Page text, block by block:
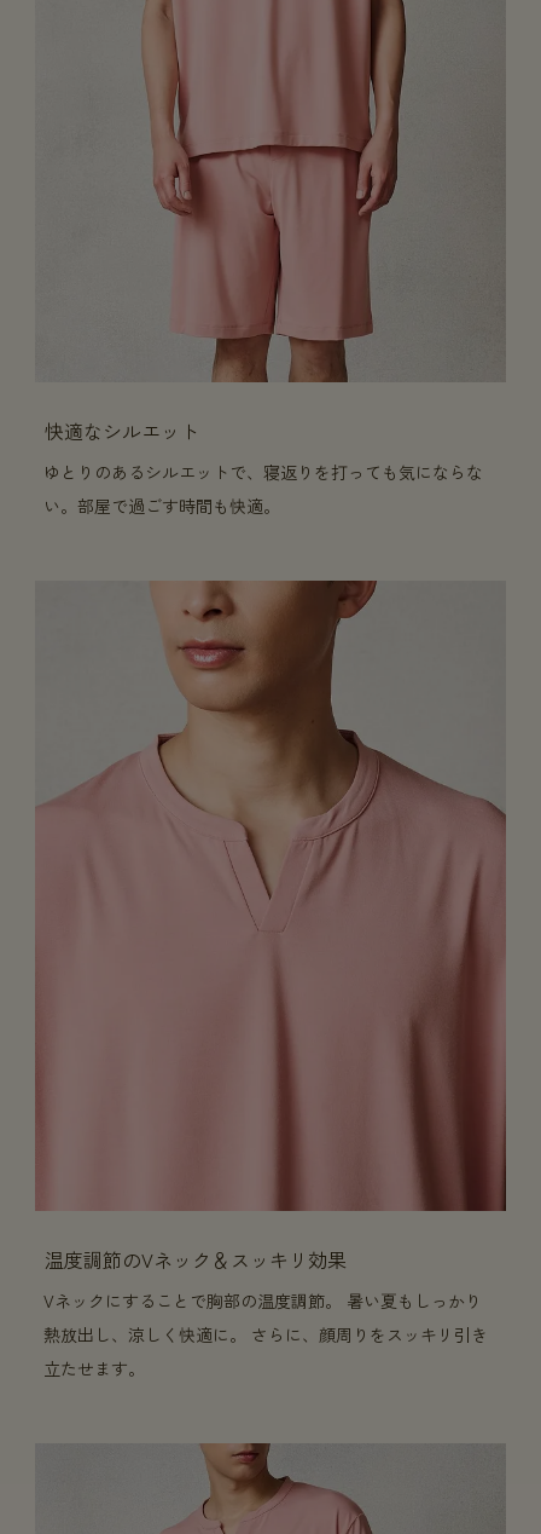
快適なシルエット
ゆとりのあるシルエットで、寝返りを打っても気にならな
い。部屋で過ごす時間も快適。
温度調節のVネック＆スッキリ効果
Vネックにすることで胸部の温度調節。 暑い夏もしっかり
熱放出し、涼しく快適に。 さらに、顔周りをスッキリ引き
立たせます。